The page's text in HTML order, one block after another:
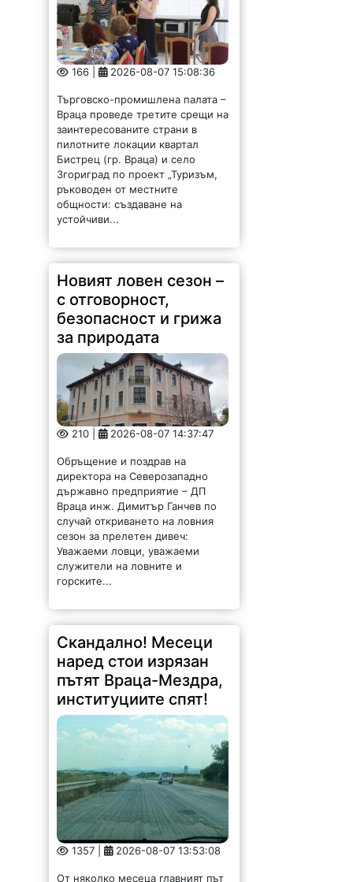
166 | 2026-08-07 15:08:36
Търговско-промишлена палата –
заинтересованите страни в
пилотните локации квартал
Бистрец (гр. Враца) и село
Згориград по проект „Туризъм,
ръководен от местните
общности: създаване на
устойчиви...
Новият ловен сезон –
с отговорност,
безопасност и грижа
за природата
210 | 2026-08-07 14:37:47
Обръщение и поздрав на
държавно предприятие – ДП
Враца инж. Димитър Ганчев по
случай откриването на ловния
сезон за прелетен дивеч:
Уважаеми ловци, уважаеми
служители на ловните и
горските...
Скандално! Месеци
наред стои изрязан
пътят Враца-Мездра,
институциите спят!
1357 | 2026-08-07 13:53:08
От няколко месеца главният път